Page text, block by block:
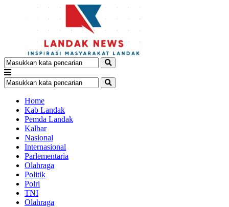
Home
Kab Landak
Pemda Landak
Kalbar
Nasional
Internasional
Parlementaria
Olahraga
Politik
Polri
TNI
Olahraga